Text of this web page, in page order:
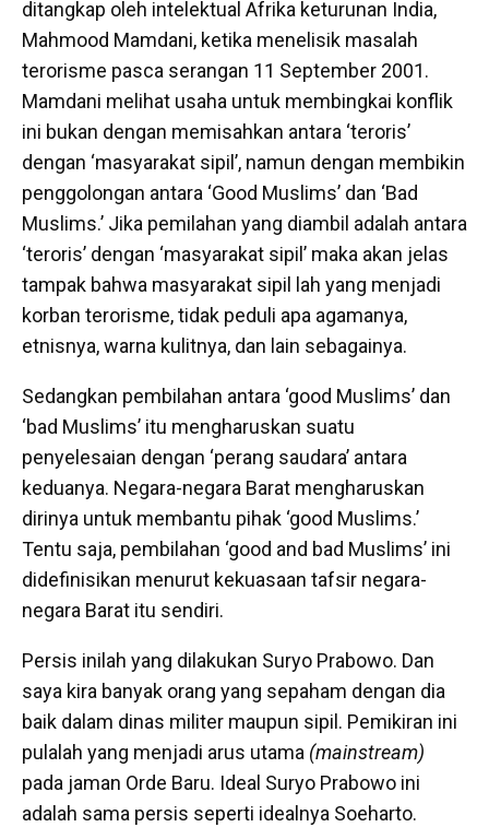
ditangkap oleh intelektual Afrika keturunan India,
Mahmood Mamdani, ketika menelisik masalah
terorisme pasca serangan 11 September 2001.
Mamdani melihat usaha untuk membingkai konflik
ini bukan dengan memisahkan antara ‘teroris’
dengan ‘masyarakat sipil’, namun dengan membikin
penggolongan antara ‘Good Muslims’ dan ‘Bad
Muslims.’ Jika pemilahan yang diambil adalah antara
‘teroris’ dengan ‘masyarakat sipil’ maka akan jelas
tampak bahwa masyarakat sipil lah yang menjadi
korban terorisme, tidak peduli apa agamanya,
etnisnya, warna kulitnya, dan lain sebagainya.
Sedangkan pembilahan antara ‘good Muslims’ dan
‘bad Muslims’ itu mengharuskan suatu
penyelesaian dengan ‘perang saudara’ antara
keduanya. Negara-negara Barat mengharuskan
dirinya untuk membantu pihak ‘good Muslims.’
Tentu saja, pembilahan ‘good and bad Muslims’ ini
didefinisikan menurut kekuasaan tafsir negara-
negara Barat itu sendiri.
Persis inilah yang dilakukan Suryo Prabowo. Dan
saya kira banyak orang yang sepaham dengan dia
baik dalam dinas militer maupun sipil. Pemikiran ini
pulalah yang menjadi arus utama (mainstream)
pada jaman Orde Baru. Ideal Suryo Prabowo ini
adalah sama persis seperti idealnya Soeharto.